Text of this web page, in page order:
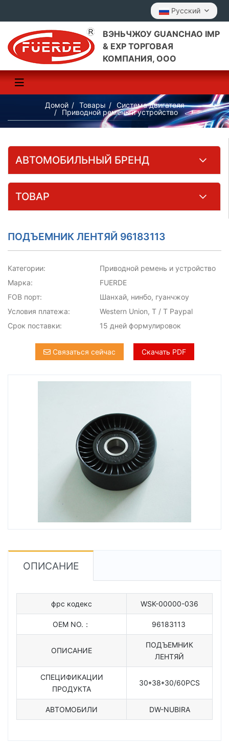
Pусский
ВЭНЬЧЖОУ GUANCHAO IMP
& EXP ТОРГОВАЯ
КОМПАНИЯ, ООО
Домой Товары
Система двигателя
Приводной ремень и устройство
АВТОМОБИЛЬНЫЙ БРЕНД
ТОВАР
ПОДЪЕМНИК ЛЕНТЯЙ 96183113
Категории:
Приводной ремень и устройство
Марка:
FUERDE
FOB порт:
Шанхай, нинбо, гуанчжоу
Условия платежа:
Western Union, T / T Paypal
Срок поставки:
15 дней формулировок
Связаться сейчас Скачать PDF
ОПИСАНИЕ
фрс кодекс WSK-00000-036
OEM NO.： 96183113
ОПИСАНИЕ
ПОДЪЕМНИК
ЛЕНТЯЙ
СПЕЦИФИКАЦИИ
ПРОДУКТА
30*38*30/60PCS
АВТОМОБИЛИ DW-NUBIRA